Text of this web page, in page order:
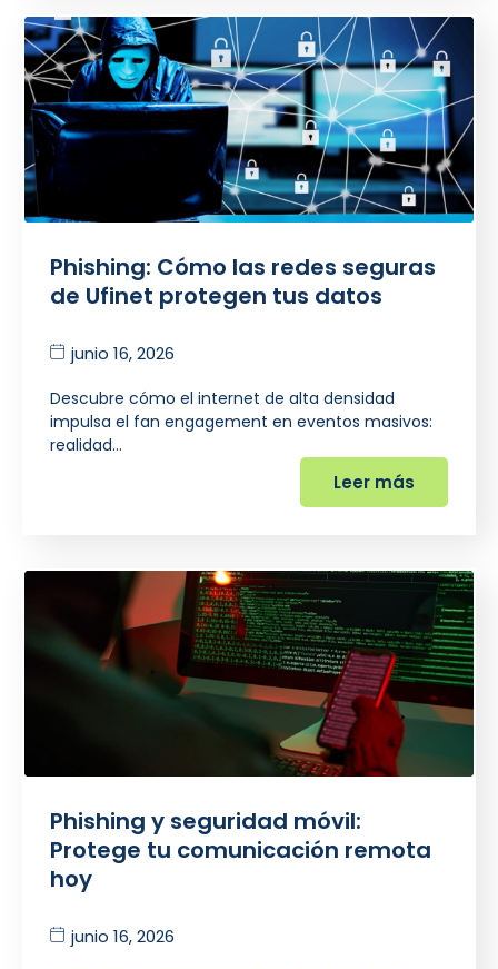
Phishing: Cómo las redes seguras
de Ufinet protegen tus datos
junio 16, 2026
Descubre cómo el internet de alta densidad
impulsa el fan engagement en eventos masivos:
realidad…
Leer más
Phishing y seguridad móvil:
Protege tu comunicación remota
hoy
junio 16, 2026